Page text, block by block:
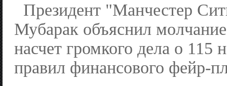
Президент "Манчестер
Мубарак объяснил
насчет громкого дела о 115
правил финансового фейр-